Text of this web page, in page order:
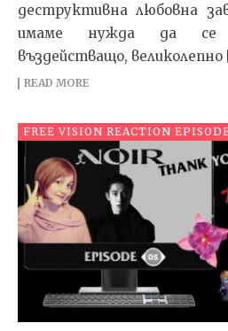
деструктивна любовна
имаме нужда да се
въздействащо, великолепно
READ MORE
FREE VISION REACTION